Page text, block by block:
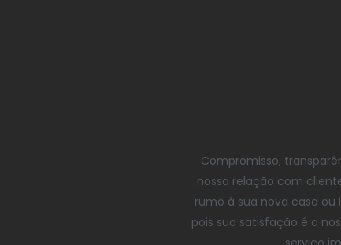
Compromisso,
nossa relação com
rumo à sua nova casa
pois sua satisfação é a